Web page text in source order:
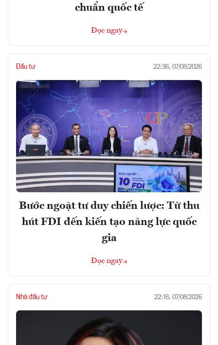
chuẩn quốc tế
Đọc ngay
Đầu tư 22:36, 07/08/2026
Bước ngoặt tư duy chiến lược: Từ thu
hút FDI đến kiến tạo năng lực quốc
gia
Đọc ngay
Nhà đầu tư 22:18, 07/08/2026